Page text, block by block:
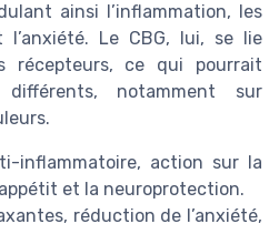
ainsi l’inflammation, les
l’anxiété. Le CBG, lui, se lie
récepteurs, ce qui pourrait
notamment sur
inflammatoire, action sur la
et la neuroprotection.
réduction de l’anxiété,